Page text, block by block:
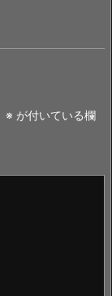
※ が付いている欄